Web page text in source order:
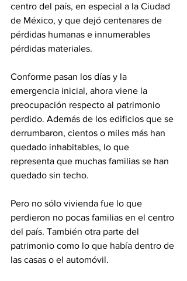
centro del país, en especial a la Ciudad
de México, y que dejó centenares de
pérdidas humanas e innumerables
pérdidas materiales.
Conforme pasan los días y la
emergencia inicial, ahora viene la
preocupación respecto al patrimonio
perdido. Además de los edificios que se
derrumbaron, cientos o miles más han
quedado inhabitables, lo que
representa que muchas familias se han
quedado sin techo.
Pero no sólo vivienda fue lo que
perdieron no pocas familias en el centro
del país. También otra parte del
patrimonio como lo que había dentro de
las casas o el automóvil.